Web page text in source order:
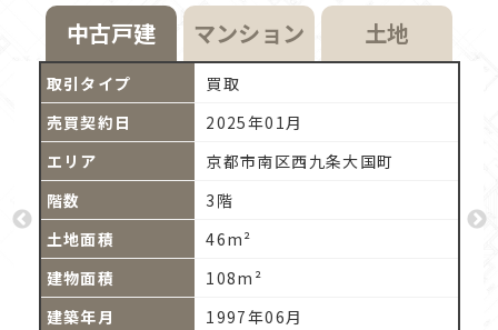
中古戸建 マンション 土地
買取
2025年01月
京都市南区西九条大国町
3階
46m²
108m²
1997年06月